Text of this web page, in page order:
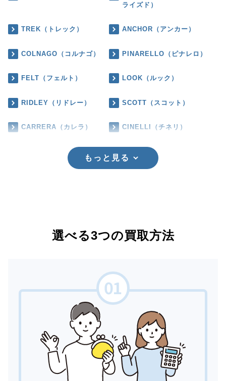
ライズド）
TREK（トレック） ANCHOR（アンカー）
COLNAGO（コルナゴ） PINARELLO（ピナレロ）
FELT（フェルト） LOOK（ルック）
RIDLEY（リドレー） SCOTT（スコット）
CARRERA（カレラ） CINELLI（チネリ）
もっと見る
選べる3つの買取方法